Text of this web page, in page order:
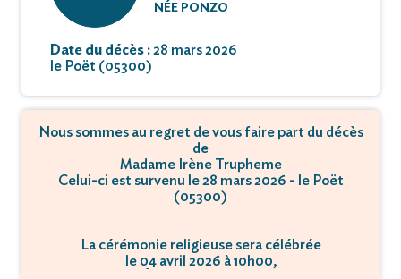
NÉE PONZO
Date du décès :28 mars 2026
le Poët (05300)
Nous sommes au regret de vous faire part du décès
de
Madame Irène Trupheme
Celui-ci est survenu le 28 mars 2026 - le Poët
(05300)
La cérémonie religieuse sera célébrée
le 04 avril 2026 à 10h00,